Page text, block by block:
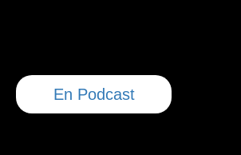
En Podcast